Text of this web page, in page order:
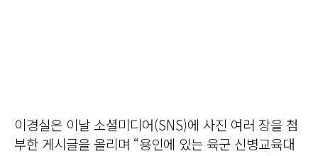
이경실은 이날 소셜미디어(SNS)에 사진 여러 장을 첨
부한 게시글을 올리며 “용인에 있는 육군 신병교육대